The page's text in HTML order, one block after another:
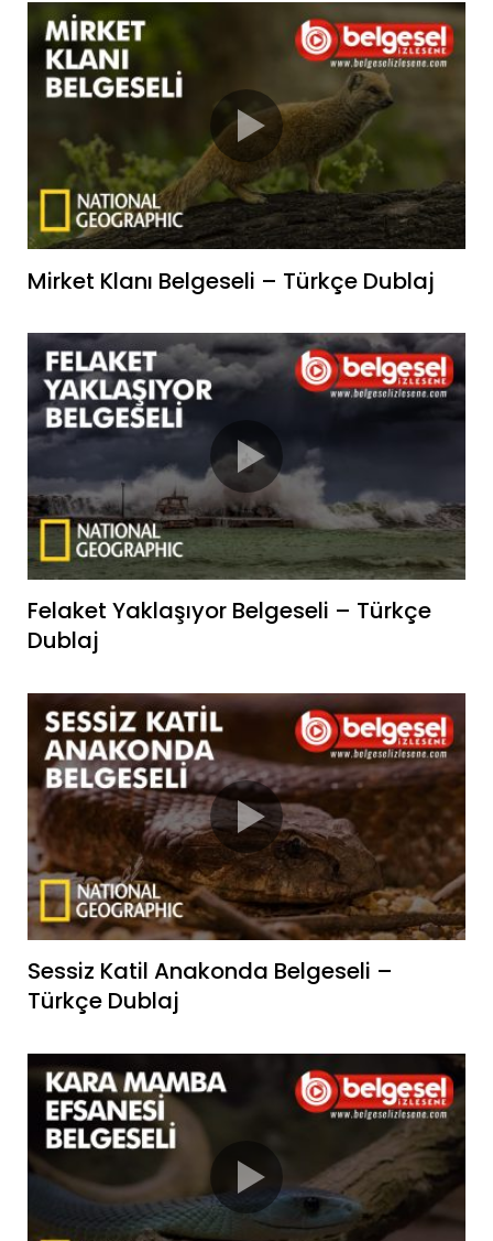
Mirket Klanı Belgeseli – Türkçe Dublaj
Felaket Yaklaşıyor Belgeseli – Türkçe
Dublaj
Sessiz Katil Anakonda Belgeseli –
Türkçe Dublaj